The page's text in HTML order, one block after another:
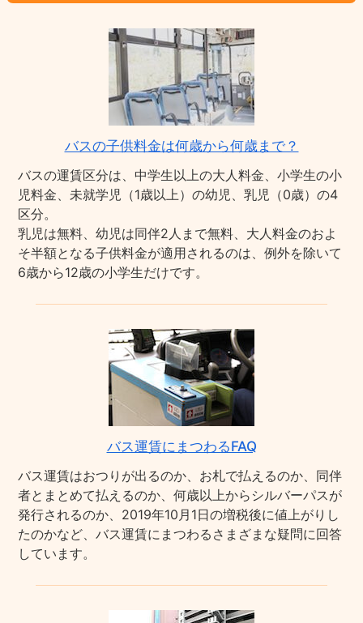
バスの子供料金は何歳から何歳まで？
バスの運賃区分は、中学生以上の大人料金、小学生の小
児料金、未就学児（1歳以上）の幼児、乳児（0歳）の4
区分。
乳児は無料、幼児は同伴2人まで無料、大人料金のおよ
そ半額となる子供料金が適用されるのは、例外を除いて
6歳から12歳の小学生だけです。
バス運賃にまつわるFAQ
バス運賃はおつりが出るのか、お札で払えるのか、同伴
者とまとめて払えるのか、何歳以上からシルバーパスが
発行されるのか、2019年10月1日の増税後に値上がりし
たのかなど、バス運賃にまつわるさまざまな疑問に回答
しています。